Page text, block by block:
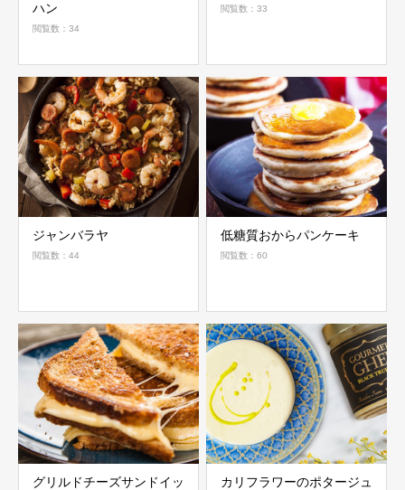
ハン
閲覧数：34
閲覧数：33
ジャンバラヤ
閲覧数：44
低糖質おからパンケーキ
閲覧数：60
グリルドチーズサンドイッ カリフラワーのポタージュ